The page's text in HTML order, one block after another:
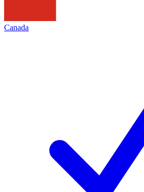
Canada